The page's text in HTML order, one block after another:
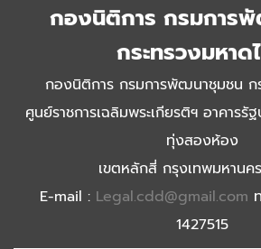
กองนิติการ กรมการ
กระทรวงมหาด
กองนิติการ กรมการพัฒนาชุมชน ก
ศูนย์ราชการเฉลิมพระเกียรติฯ อาคาร
ทุ่งสองห้อง
เขตหลักสี่ กรุงเทพมหานค
E-mail : Legal.cdd@gmail.com
1427515